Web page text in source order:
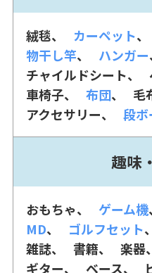
絨毯 カーペット
物干し竿
ハンガー
チャイルドシート
車椅子
布団 毛
アクセサリー
段ボ
趣味
おもちゃ ゲーム機
MD
ゴルフセット
雑誌
書籍 楽器
ギター
ベース